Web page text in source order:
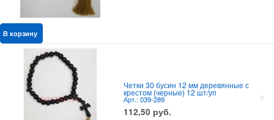
В корзину
Четки 30 бусин 12 мм деревянные с
крестом (черные) 12 шт/уп
Арт.: 039-289
112,50 руб.